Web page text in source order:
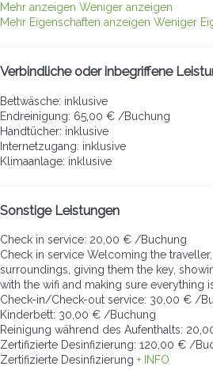
Mehr anzeigen Weniger anzeigen
Mehr Eigenschaften anzeigen Weniger
Verbindliche oder inbegriffene
Bettwäsche: inklusive
Endreinigung: 65,00 € /Buchung
Handtücher: inklusive
Internetzugang: inklusive
Klimaanlage: inklusive
Sonstige Leistungen
Check in service: 20,00 € /Buchung
Check in service Welcoming the
surroundings, giving them the key,
with the wifi and making sure everything
Check-in/Check-out service: 30,00 € /
Kinderbett: 30,00 € /Buchung
Reinigung während des Aufenthalts:
Zertifizierte Desinfizierung: 120,00 € /
Zertifizierte Desinfizierung + INFO